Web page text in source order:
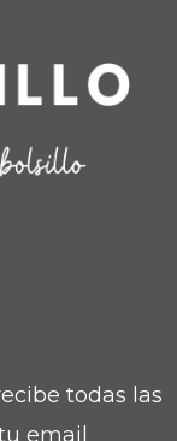
todas las
email